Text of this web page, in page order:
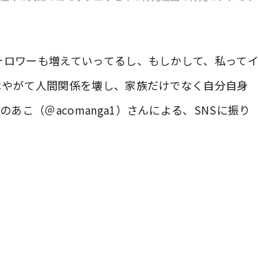
ュース #マタニティニュース
ワーも増えていってるし、もしかして、私ってイ
がて人間関係を壊し、家族だけでなく自分自身
こ（＠acomanga1）さんによる、SNSに振り